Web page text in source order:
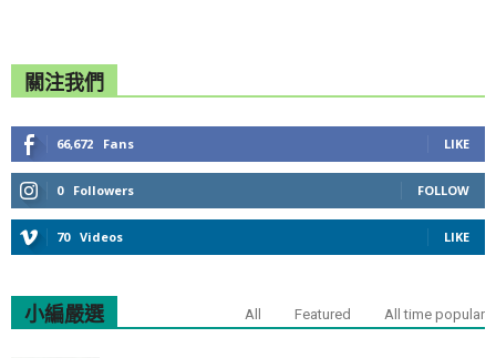
關注我們
66,672 Fans LIKE
0 Followers FOLLOW
70 Videos LIKE
小編嚴選 All Featured All time popular